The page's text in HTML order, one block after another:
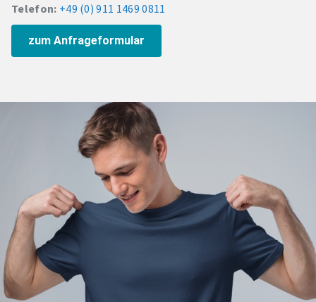
Telefon: +49 (0) 911 1469 0811
zum Anfrageformular